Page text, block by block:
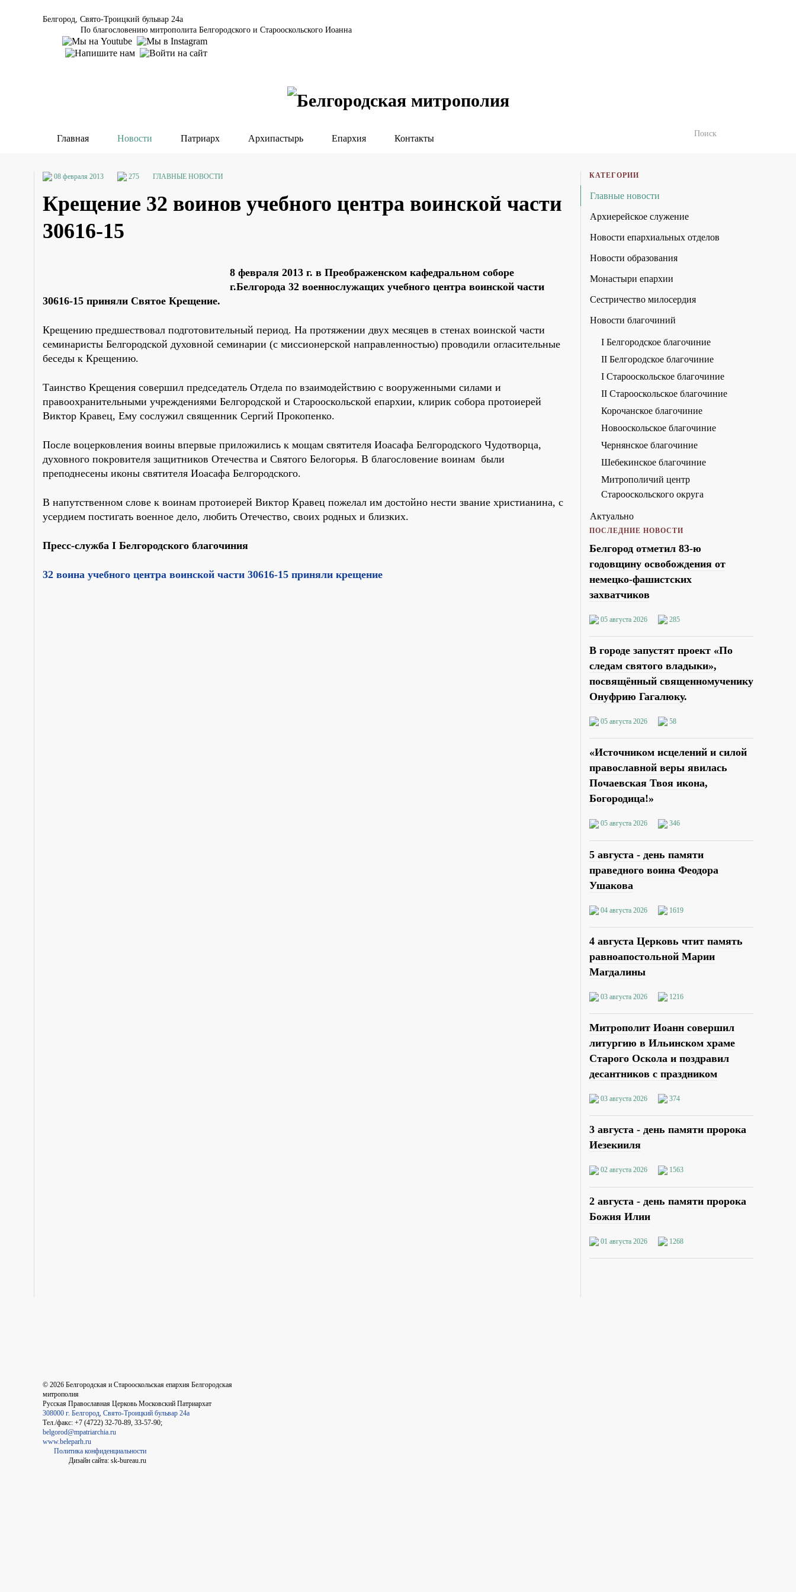
Белгород, Свято-Троицкий бульвар 24а
По благословению митрополита Белгородского и Старооскольского Иоанна
Главная Новости Патриарх Архипастырь Епархия Контакты
08 февраля 2013 275 ГЛАВНЫЕ НОВОСТИ
Крещение 32 воинов учебного центра воинской части
30616-15
8 февраля 2013 г. в Преображенском кафедральном соборе
г.Белгорода 32 военнослужащих учебного центра воинской части
30616-15 приняли Святое Крещение.
Крещению предшествовал подготовительный период. На протяжении двух месяцев в стенах воинской части
семинаристы Белгородской духовной семинарии (с миссионерской направленностью) проводили огласительные
беседы к Крещению.
Таинство Крещения совершил председатель Отдела по взаимодействию с вооруженными силами и
правоохранительными учреждениями Белгородской и Старооскольской епархии, клирик собора протоиерей
Виктор Кравец, Ему сослужил священник Сергий Прокопенко.
После воцерковления воины впервые приложились к мощам святителя Иоасафа Белгородского Чудотворца,
духовного покровителя защитников Отечества и Святого Белогорья. В благословение воинам были
преподнесены иконы святителя Иоасафа Белгородского.
В напутственном слове к воинам протоиерей Виктор Кравец пожелал им достойно нести звание христианина, с
усердием постигать военное дело, любить Отечество, своих родных и близких.
Пресс-служба I Белгородского благочиния
32 воина учебного центра воинской части 30616-15 приняли крещение
КАТЕГОРИИ
Главные новости
Архиерейское служение
Новости епархиальных отделов
Новости образования
Монастыри епархии
Сестричество милосердия
Новости благочиний
I Белгородское благочиние
II Белгородское благочиние
I Старооскольское благочиние
II Старооскольское благочиние
Корочанское благочиние
Новооскольское благочиние
Чернянское благочиние
Шебекинское благочиние
Митрополичий центр
Старооскольского округа
Актуально
ПОСЛЕДНИЕ НОВОСТИ
Белгород отметил 83-ю
годовщину освобождения от
немецко-фашистских
захватчиков
05 августа 2026 285
В городе запустят проект «По
следам святого владыки»,
посвящённый священномученику
Онуфрию Гагалюку.
05 августа 2026 58
«Источником исцелений и силой
православной веры явилась
Почаевская Твоя икона,
Богородица!»
05 августа 2026 346
5 августа - день памяти
праведного воина Феодора
Ушакова
04 августа 2026 1619
4 августа Церковь чтит память
равноапостольной Марии
Магдалины
03 августа 2026 1216
Митрополит Иоанн совершил
литургию в Ильинском храме
Старого Оскола и поздравил
десантников с праздником
03 августа 2026 374
3 августа - день памяти пророка
Иезекииля
02 августа 2026 1563
2 августа - день памяти пророка
Божия Илии
01 августа 2026 1268
© 2026 Белгородская и Старооскольская епархия Белгородская
митрополия
Русская Православная Церковь Московский Патриархат
308000 г. Белгород, Свято-Троицкий бульвар 24а
Тел./факс: +7 (4722) 32-70-89, 33-57-90;
belgorod@mpatriarchia.ru
www.beleparh.ru
Политика конфиденциальности
Дизайн сайта: sk-bureau.ru